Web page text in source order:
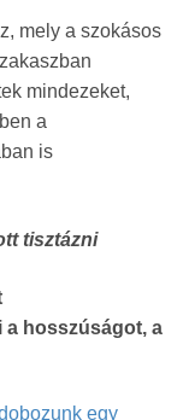
mely a szokásos
mindezeket,
a
is
tisztázni
a hosszúságot, a
egy